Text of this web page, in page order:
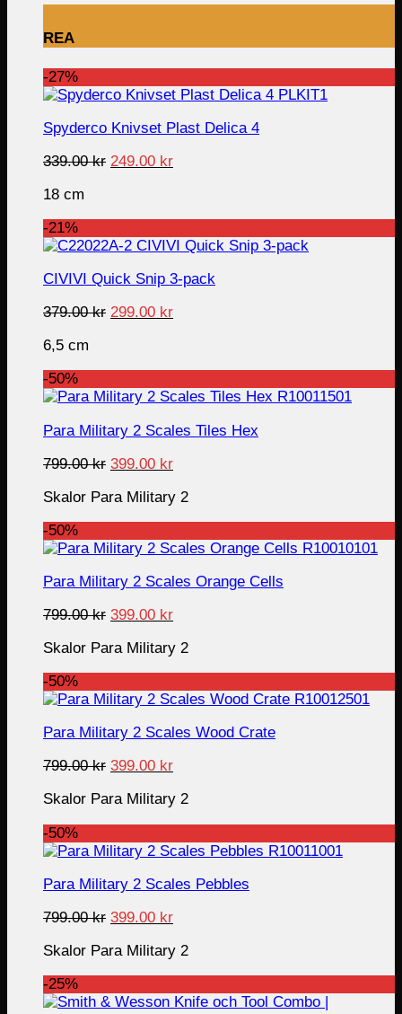
REA
-27%
Spyderco Knivset Plast Delica 4
339.00kr Original
249.00 krCurrent
18 cm
-21%
CIVIVI Quick Snip 3-pack
379.00kr Original
299.00 krCurrent
6,5 cm
-50%
Para Military 2 Scales Tiles Hex
799.00kr Original
was:
399.00 krCurrent
is:
Skalor Para Military 2
-50%
Para Military 2 Scales Orange Cells
799.00kr Original
was:
399.00 krCurrent
is:
Skalor Para Military 2
-50%
Para Military 2 Scales Wood Crate
799.00kr Original
was:
399.00 krCurrent
is:
Skalor Para Military 2
-50%
Para Military 2 Scales Pebbles
799.00kr Original
was:
399.00 krCurrent
is:
Skalor Para Military 2
-25%